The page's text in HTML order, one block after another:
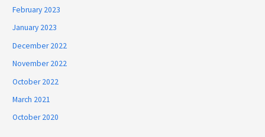
February 2023
January 2023
December 2022
November 2022
October 2022
March 2021
October 2020